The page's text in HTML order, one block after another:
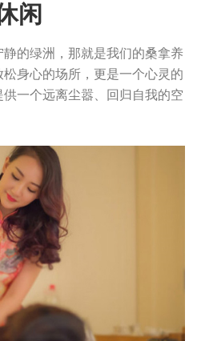
闲
的绿洲，那就是我们的桑拿养
身心的场所，更是一个心灵的
一个远离尘嚣、回归自我的空